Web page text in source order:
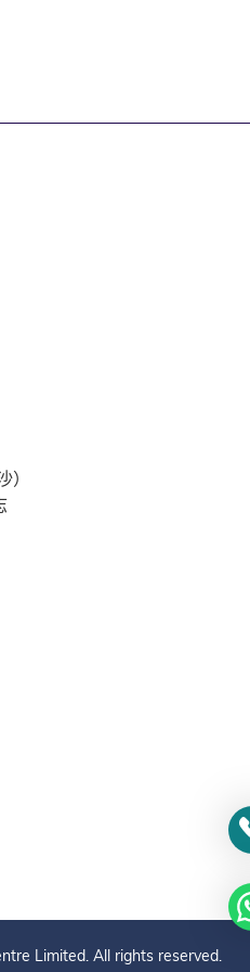
Limited. All rights reserved.